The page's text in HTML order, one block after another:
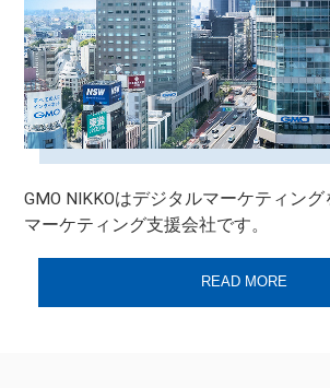
GMO NIKKOはデジタルマーケティン
マーケティング支援会社です。
READ MORE